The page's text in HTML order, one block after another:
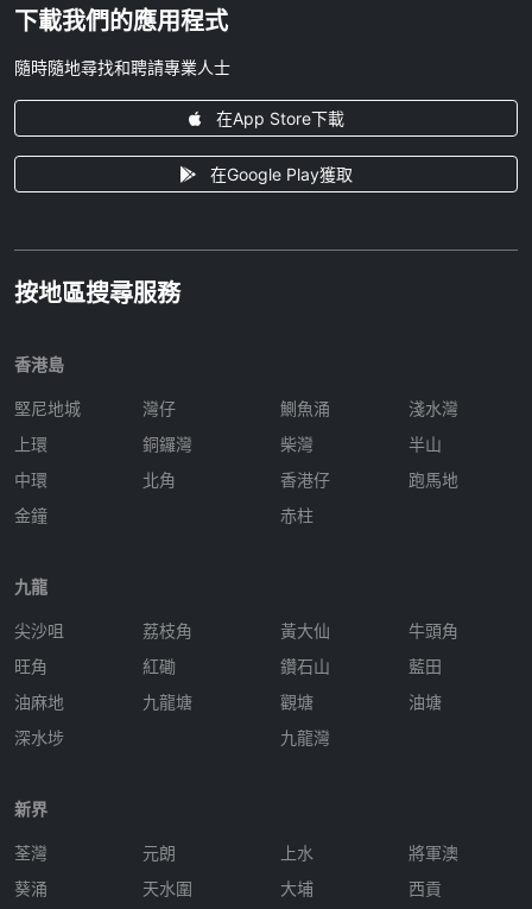
下載我們的應用程式
隨時隨地尋找和聘請專業人士
在App Store下載
在Google Play獲取
按地區搜尋服務
香港島
堅尼地城
上環
中環
金鐘
灣仔
銅鑼灣
北角
鰂魚涌
柴灣
香港仔
赤柱
淺水灣
半山
跑馬地
九龍
尖沙咀
旺角
油麻地
深水埗
荔枝角
紅磡
九龍塘
黃大仙
鑽石山
觀塘
九龍灣
牛頭角
藍田
油塘
新界
荃灣
葵涌
元朗
天水圍
上水
大埔
將軍澳
西貢